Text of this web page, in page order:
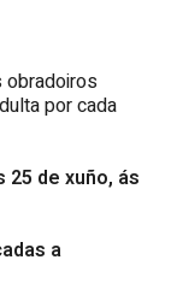
obradoiros
por cada
25 de xuño, ás
a